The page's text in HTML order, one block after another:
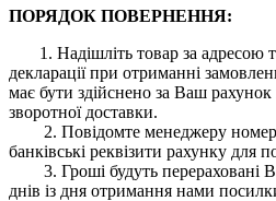
ПОРЯДОК ПОВЕРНЕННЯ:
1. Надішліть товар за адресою
декларації при отриманні
має бути здійснено за Ваш
зворотної доставки.
2. Повідомте менеджеру номер
банківські реквізити рахунку для
3. Гроші будуть перераховані
днів із дня отримання нами